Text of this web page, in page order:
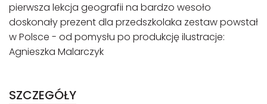
pierwsza lekcja geografii na bardzo wesoło
doskonały prezent dla przedszkolaka zestaw powstał
w Polsce - od pomysłu po produkcję ilustracje:
Agnieszka Malarczyk
SZCZEGÓŁY